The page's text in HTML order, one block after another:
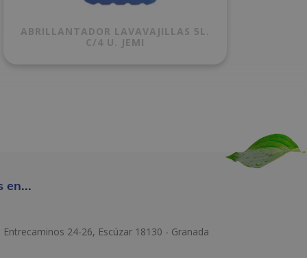
ABRILLANTADOR LAVAVAJILLAS 5L.
C/4 U. JEMI
en...
Entrecaminos 24-26, Escúzar 18130 - Granada